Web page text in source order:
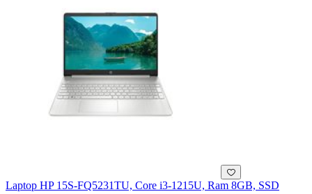
Laptop HP 15S-FQ5231TU, Core i3-1215U, Ram 8GB, SSD